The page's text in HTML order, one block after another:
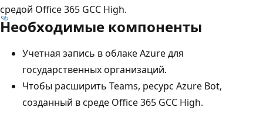
средой Office 365 GCC High.
Необходимые компоненты
Учетная запись в облаке Azure для
государственных организаций.
Чтобы расширить Teams, ресурс Azure Bot,
созданный в среде Office 365 GCC High.